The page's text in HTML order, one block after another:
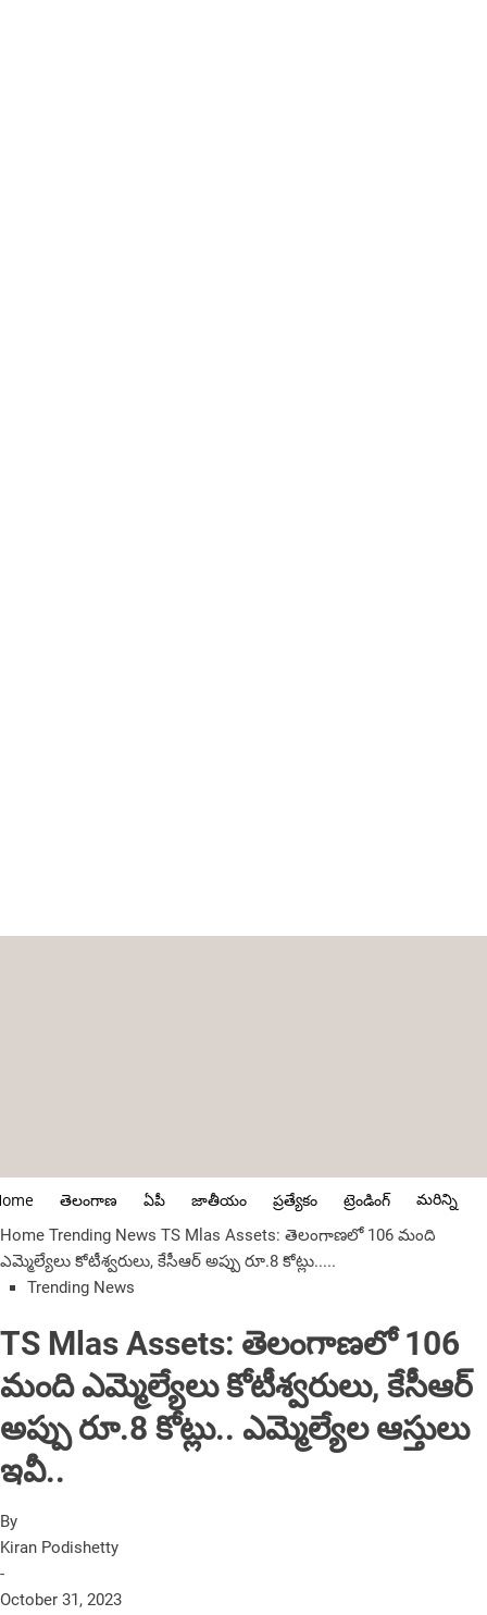
తెలంగాణ ఏపీ జాతీయం ప్రత్యేకం ట్రెండింగ్ మరిన్ని
Home Trending News TS Mlas Assets: తెలంగాణలో 106 మంది
ఎమ్మెల్యేలు కోటీశ్వరులు, కేసీఆర్ అప్పు రూ.8 కోట్లు.....
Trending News
TS Mlas Assets: తెలంగాణలో 106
మంది ఎమ్మెల్యేలు కోటీశ్వరులు, కేసీఆర్
అప్పు రూ.8 కోట్లు.. ఎమ్మెల్యేల ఆస్తులు
ఇవీ..
By
Kiran Podishetty
-
October 31, 2023